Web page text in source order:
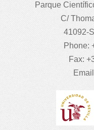
Parque
C/
41092-
Phone:
Fax: